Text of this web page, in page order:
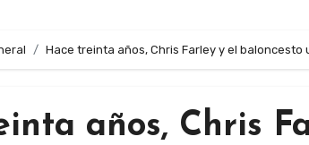
Hace treinta años, Chris Farley y el
años, Chris